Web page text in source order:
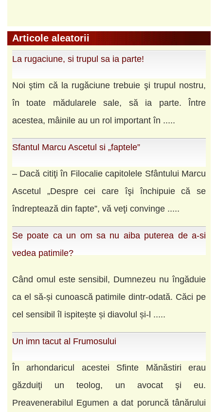
Articole aleatorii
La rugaciune, si trupul sa ia parte!
Noi ştim că la rugăciune trebuie şi trupul nostru,
în toate mădularele sale, să ia parte. Între
acestea, mâinile au un rol important în .....
Sfantul Marcu Ascetul si „faptele”
– Dacă citiţi în Filocalie capitolele Sfântului Marcu
Ascetul „Despre cei care îşi închipuie că se
îndreptează din fapte”, vă veţi convinge .....
Se poate ca un om sa nu aiba puterea de a-si
vedea patimile?
Când omul este sensibil, Dumnezeu nu îngăduie
ca el să-și cunoască patimile dintr-odată. Căci pe
cel sensibil îl ispitește și diavolul și-l .....
Un imn tacut al Frumosului
În arhondaricul acestei Sfinte Mănăstiri erau
găzduiţi un teolog, un avocat şi eu.
Preavenerabilul Egumen a dat poruncă tânărului